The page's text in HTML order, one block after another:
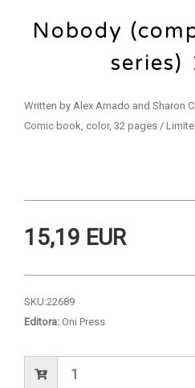
Nobody
series)
Written by Alex Amado and Sharon
Comic book, color, 32 pages /
15,19 EUR
SKU:22689
Editora: Oni Press